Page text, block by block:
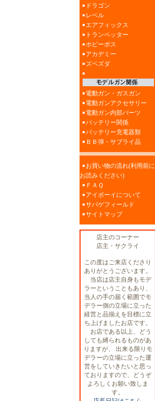
ドラゴン
レベル
エアフィックス
トランペッター
ホビーボス
アカデミー
ズベズダ
電動ガン・ガスガン
電動ガンアクセサリー
電動ガン内部パーツ
バッテリー関係
バッテリー充電器類
ＢＢ弾・サブライ品
お買い物の流れ(利用前に
お読みください)
ＦＡＱ
アイボーイについて
サバゲフィールド
サイトマップ
店主のコーナー
店主・サクライ
この度はご来店くださり
ありがとうございます。
当店は店主自身もモデ
ラーということもあり、
当人の手の届く範囲でモ
デラー側の立場に立った
経営と品揃えを目標に立
ち上げましたお店です。
お店である以上、どう
しても縛られるものがあ
りますが、 出来る限りモ
デラーの立場に立った運
営をしていきたいと思っ
ておりますので、どうぞ
よろしくお願い致しま
す。